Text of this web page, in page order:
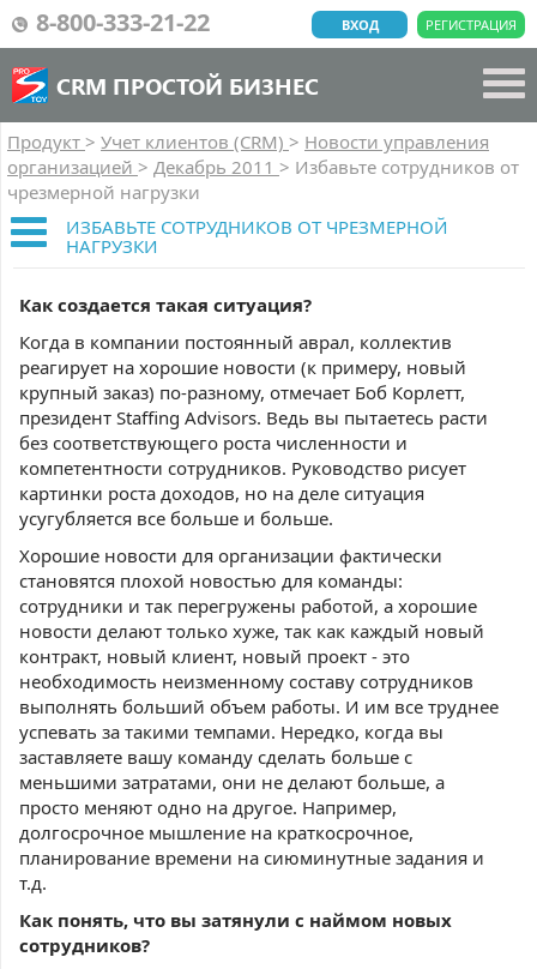
8-800-333-21-22 РЕГИСТРАЦИЯ
ВХОД
CRM ПРОСТОЙ БИЗНЕС
Продукт > Учет клиентов (CRM) > Новости управления
организацией > Декабрь 2011 > Избавьте сотрудников от
чрезмерной нагрузки
ИЗБАВЬТЕ СОТРУДНИКОВ ОТ ЧРЕЗМЕРНОЙ
НАГРУЗКИ
Как создается такая ситуация?
Когда в компании постоянный аврал, коллектив
реагирует на хорошие новости (к примеру, новый
крупный заказ) по-разному, отмечает Боб Корлетт,
президент Staffing Advisors. Ведь вы пытаетесь расти
без соответствующего роста численности и
компетентности сотрудников. Руководство рисует
картинки роста доходов, но на деле ситуация
усугубляется все больше и больше.
Хорошие новости для организации фактически
становятся плохой новостью для команды:
сотрудники и так перегружены работой, а хорошие
новости делают только хуже, так как каждый новый
контракт, новый клиент, новый проект - это
необходимость неизменному составу сотрудников
выполнять больший объем работы. И им все труднее
успевать за такими темпами. Нередко, когда вы
заставляете вашу команду сделать больше с
меньшими затратами, они не делают больше, а
просто меняют одно на другое. Например,
долгосрочное мышление на краткосрочное,
планирование времени на сиюминутные задания и
т.д.
Как понять, что вы затянули с наймом новых
сотрудников?